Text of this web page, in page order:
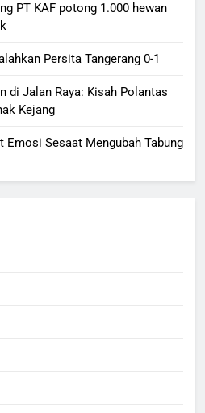
PT KAF potong 1.000 hewan
Persita Tangerang 0-1
di Jalan Raya: Kisah Polantas
Kejang
Emosi Sesaat Mengubah Tabung